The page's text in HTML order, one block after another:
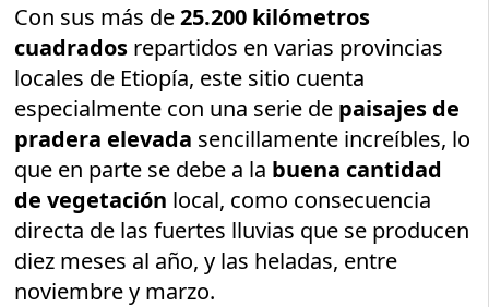
Con sus más de25.200 kilómetros
cuadrados repartidos en varias provincias
locales de Etiopía, este sitio cuenta
especialmente con una serie de paisajes de
pradera elevada sencillamente increíbles, lo
que en parte se debe a la buena cantidad
de vegetación local, como consecuencia
directa de las fuertes lluvias que se producen
diez meses al año, y las heladas, entre
noviembre y marzo.